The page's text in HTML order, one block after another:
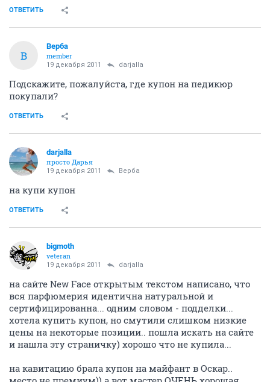
ОТВЕТИТЬ
В
Верба
member
19 декабря 2011 darjalla
Подскажите, пожалуйста, где купон на педикюр
покупали?
ОТВЕТИТЬ
darjalla
просто Дарья
19 декабря 2011 Верба
на купи купон
ОТВЕТИТЬ
bigmoth
veteran
19 декабря 2011 darjalla
на сайте New Face открытым текстом написано, что
вся парфюмерия идентична натуральной и
сертифицированна... одним словом - подделки...
хотела купить купон, но смутили слишком низкие
цены на некоторые позиции.. пошла искать на сайте
и нашла эту страничку) хорошо что не купила...
на кавитацию брала купон на майфант в Оскар..